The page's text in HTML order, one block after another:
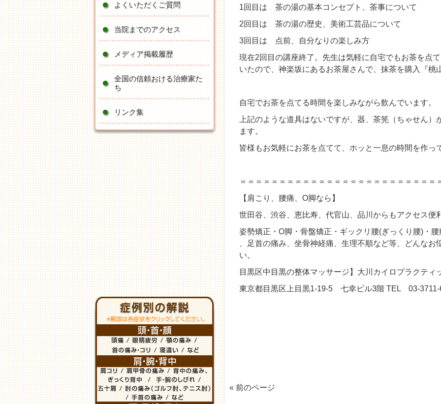
1回目は 茶の湯の基本コンセプト、茶事について
2回目は 茶の湯の歴史、美術工芸品について
3回目は 点前、自分なりの楽しみ方
現在2回目の講座終了。先生は気軽に自宅でもお茶を点
いたので、神楽坂にあるお茶屋さんで、抹茶を購入『桃
自宅でお茶を点てる時間を楽しみながら飲んでいます。
上記のような道具はないですが、器、茶筅（ちゃせん
ます。
皆様もお気軽にお茶を点てて、ホッと一息の時間を作っ
＝＝＝＝＝＝＝＝＝＝＝＝＝＝＝＝＝＝＝＝＝＝＝＝＝
【肩こり、腰痛、O脚なら】
世田谷、渋谷、恵比寿、代官山、品川からもアクセス便
姿勢矯正・O脚・骨盤矯正・ギックリ腰(ぎっくり腰)・
、足首の痛み、坐骨神経痛、生理不順など等、どんなお
い。
目黒区中目黒の整体マッサージ】大川カイロプラクティ
東京都目黒区上目黒1-19-5 七幸ビル3階 TEL 03-3711-
« 前のページ
よくいただくご質問
当院までのアクセス
メディア掲載履歴
全国の信頼おける治療家た
ち
リンク集